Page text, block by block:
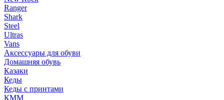
Ranger
Shark
Steel
Ultras
Vans
Аксессуары для обуви
Домашняя обувь
Казаки
Кеды
Кеды с принтами
КММ